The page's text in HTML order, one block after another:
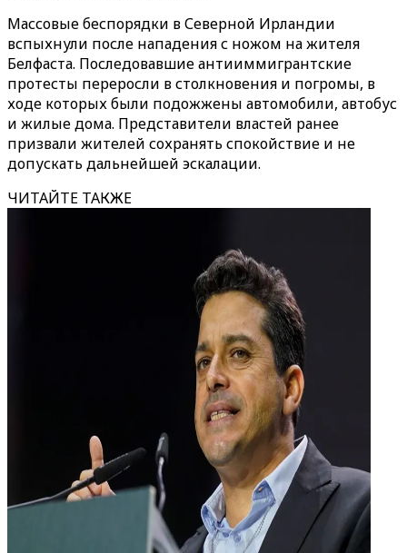
Массовые беспорядки в Северной Ирландии
вспыхнули после нападения с ножом на жителя
Белфаста. Последовавшие антииммигрантские
протесты переросли в столкновения и погромы, в
ходе которых были подожжены автомобили, автобус
и жилые дома. Представители властей ранее
призвали жителей сохранять спокойствие и не
допускать дальнейшей эскалации.
ЧИТАЙТЕ ТАКЖЕ